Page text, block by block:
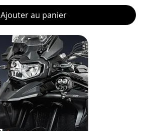
Ajouter au panier